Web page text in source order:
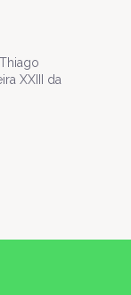
XXIII da